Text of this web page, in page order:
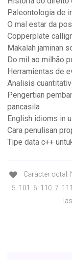
Paleontologia de
O mal estar da
Copperplate
Makalah jaminan
Do mil ao milhão
Herramientas de
Analisis
Pengertian
pancasila
English idioms in
Cara penulisan
Tipe data c++
Carácter octal.
5. 101. 6. 110. 7.